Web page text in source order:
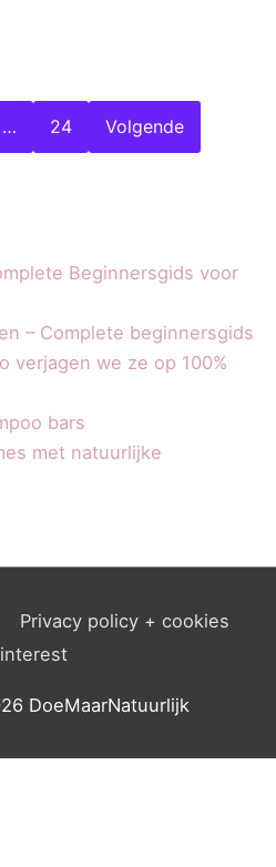
… 24 Volgende
Beginnersgids voor
– Complete beginnersgids
verjagen we ze op 100%
bars
met natuurlijke
Privacy policy + cookies
DoeMaarNatuurlijk